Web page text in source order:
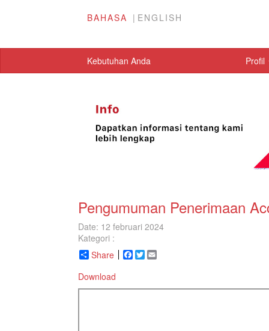
BAHASA ENGLISH
Kebutuhan Anda Profil
Pengumuman Penerimaan
Date: 12 februari 2024
Kategori :
Share
Facebook
Twitter
Download